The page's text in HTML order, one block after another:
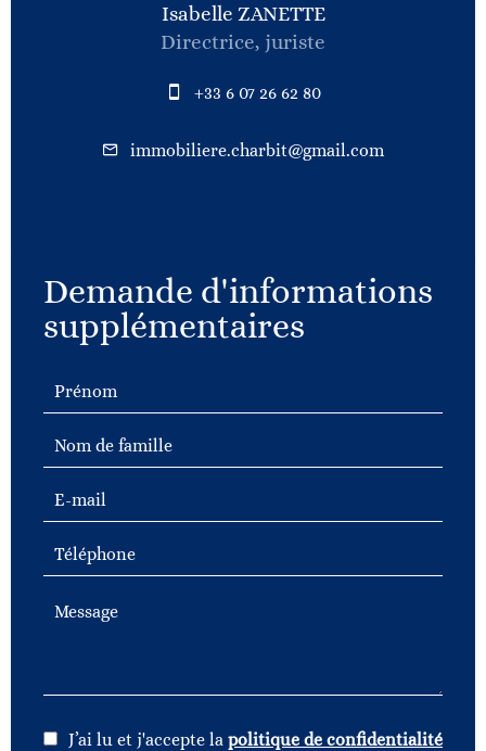
Isabelle ZANETTE
Directrice, juriste
+33 6 07 26 62 80
immobiliere.charbit@gmail.com
Demande d'informations
supplémentaires
J’ai lu et j'accepte la politique de confidentialité